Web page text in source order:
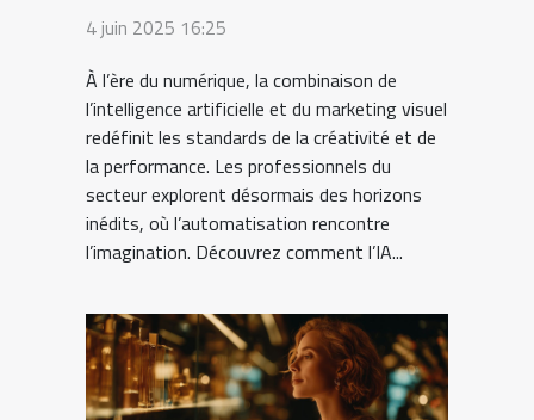
la créativité dans le
4 juin 2025 16:25
À l’ère du numérique, la combinaison de
l’intelligence artificielle et du marketing visuel
redéfinit les standards de la créativité et de
la performance. Les professionnels du
secteur explorent désormais des horizons
inédits, où l’automatisation rencontre
l’imagination. Découvrez comment l’IA...